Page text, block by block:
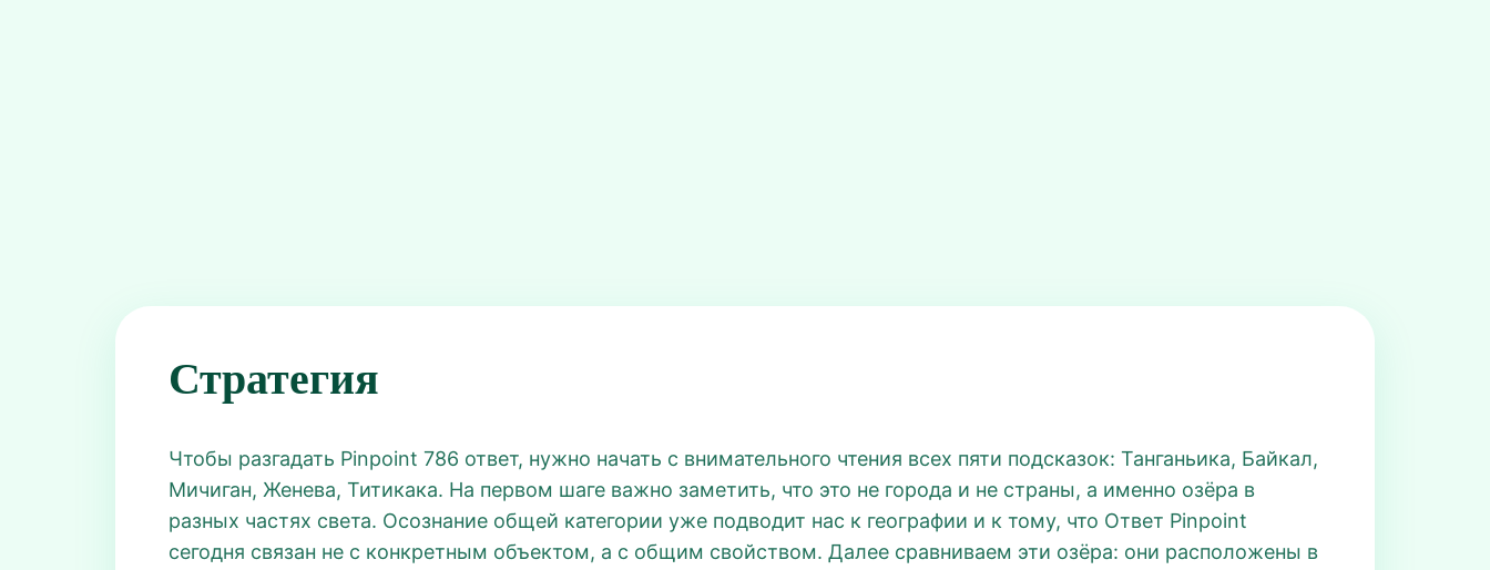
Стратегия
Чтобы разгадать Pinpoint 786 ответ, нужно начать с внимательного чтения всех пяти подсказок: Танганьика, Байкал,
Мичиган, Женева, Титикака. На первом шаге важно заметить, что это не города и не страны, а именно озёра в
разных частях света. Осознание общей категории уже подводит нас к географии и к тому, что Ответ Pinpoint
сегодня связан не с конкретным объектом, а с общим свойством. Далее сравниваем эти озёра: они расположены в